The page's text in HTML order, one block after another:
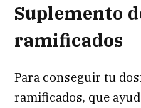
Suplemento
ramificados
Para conseguir tu
ramificados, que